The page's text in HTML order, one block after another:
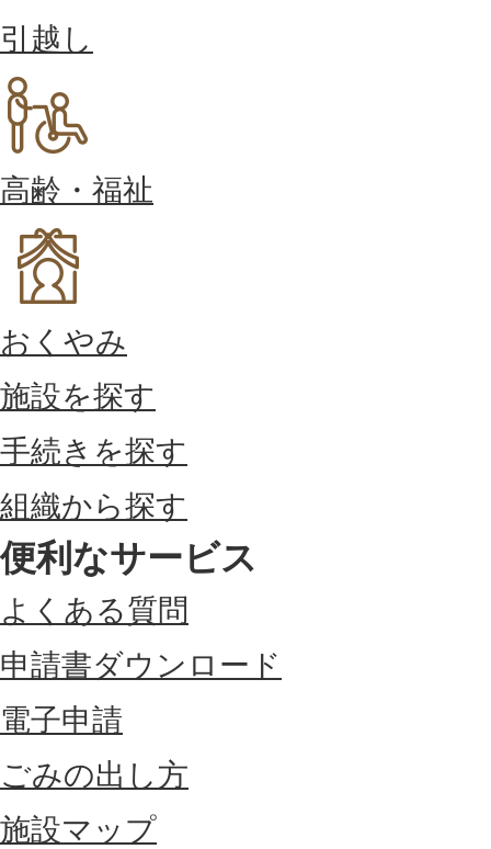
引越し
高齢・福祉
おくやみ
施設を探す
手続きを探す
組織から探す
便利なサービス
よくある質問
申請書ダウンロード
電子申請
ごみの出し方
施設マップ